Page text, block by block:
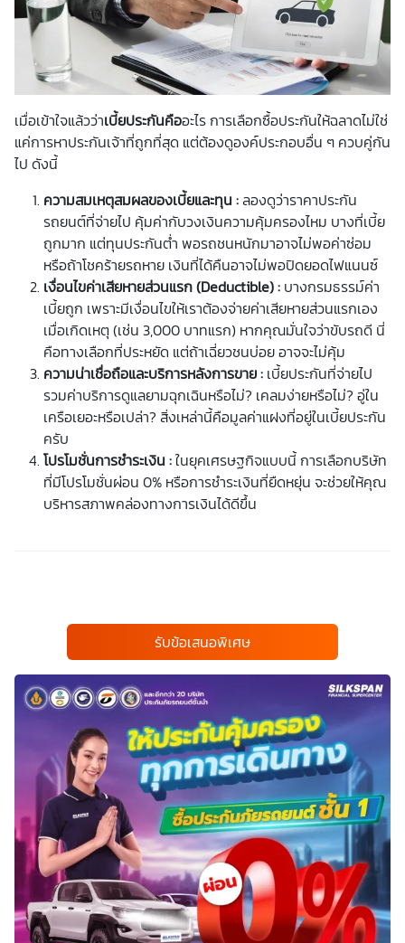
เมื่อเข้าใจแล้วว่าเบี้ยประกันคืออะไร การเลือกซื้อประกันให้ฉลาดไม่ใช่
แค่การหาประกันเจ้าที่ถูกที่สุด แต่ต้องดูองค์ประกอบอื่น ๆ ควบคู่กัน
ไป ดังนี้
ความสมเหตุสมผลของเบี้ยและทุน :ลองดูว่าราคาประกัน
รถยนต์ที่จ่ายไป คุ้มค่ากับวงเงินความคุ้มครองไหม บางที่เบี้ย
ถูกมาก แต่ทุนประกันต่ำ พอรถชนหนักมาอาจไม่พอค่าซ่อม
หรือถ้าโชคร้ายรถหาย เงินที่ได้คืนอาจไม่พอปิดยอดไฟแนนซ์
เงื่อนไขค่าเสียหายส่วนแรก (Deductible) : บางกรมธรรม์ค่า
เบี้ยถูก เพราะมีเงื่อนไขให้เราต้องจ่ายค่าเสียหายส่วนแรกเอง
เมื่อเกิดเหตุ (เช่น 3,000 บาทแรก) หากคุณมั่นใจว่าขับรถดี นี่
คือทางเลือกที่ประหยัด แต่ถ้าเฉี่ยวชนบ่อย อาจจะไม่คุ้ม
ความน่าเชื่อถือและบริการหลังการขาย : เบี้ยประกันที่จ่ายไป
รวมค่าบริการดูแลยามฉุกเฉินหรือไม่? เคลมง่ายหรือไม่? อู่ใน
เครือเยอะหรือเปล่า? สิ่งเหล่านี้คือมูลค่าแฝงที่อยู่ในเบี้ยประกัน
ครับ
โปรโมชั่นการชำระเงิน :ในยุคเศรษฐกิจแบบนี้ การเลือกบริษัท
ที่มีโปรโมชั่นผ่อน 0% หรือการชำระเงินที่ยืดหยุ่น จะช่วยให้คุณ
บริหารสภาพคล่องทางการเงินได้ดีขึ้น
รับข้อเสนอพิเศษ